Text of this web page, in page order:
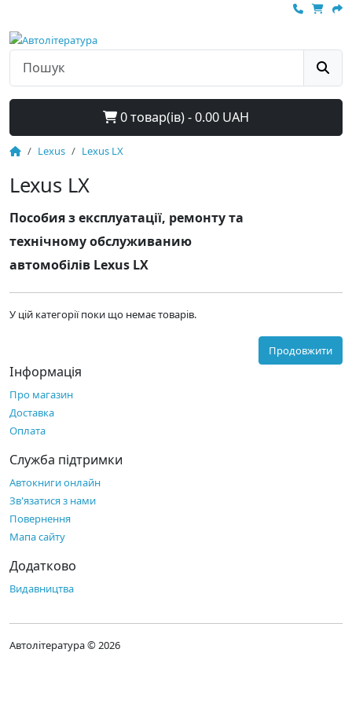
0 товар(ів) - 0.00 UAH
Lexus Lexus LX
Lexus LX
Пособия з експлуатації, ремонту та
технічному обслуживанию
автомобілів Lexus LX
У цій категорії поки що немає товарів.
Продовжити
Інформація
Про магазин
Доставка
Оплата
Служба підтримки
Автокниги онлайн
Зв'язатися з нами
Повернення
Мапа сайту
Додатково
Видавництва
Автолітература © 2026